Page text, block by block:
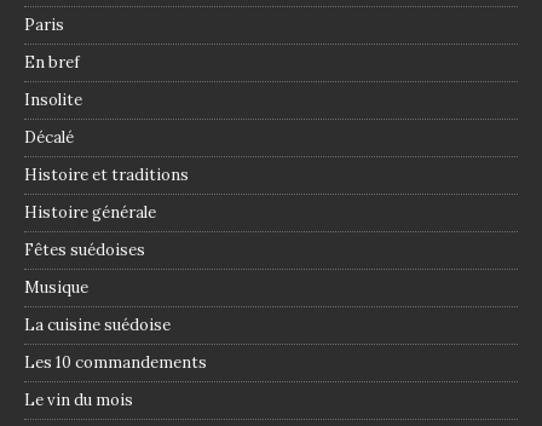
Paris
En bref
Insolite
Décalé
Histoire et traditions
Histoire générale
Fêtes suédoises
Musique
La cuisine suédoise
Les 10 commandements
Le vin du mois